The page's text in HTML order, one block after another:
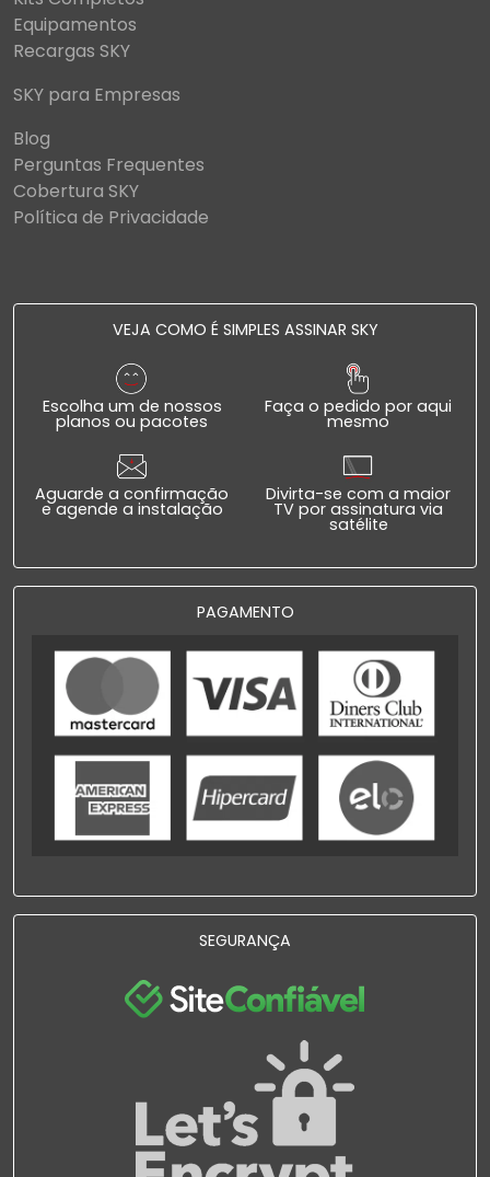
Equipamentos
Recargas SKY
SKY para Empresas
Blog
Perguntas Frequentes
Cobertura SKY
Política de Privacidade
VEJA COMO É SIMPLES ASSINAR SKY
Escolha um de nossos
planos ou pacotes
Faça o pedido por aqui
mesmo
Aguarde a confirmação
e agende a instalação
Divirta-se com a maior
TV por assinatura via
satélite
PAGAMENTO
SEGURANÇA